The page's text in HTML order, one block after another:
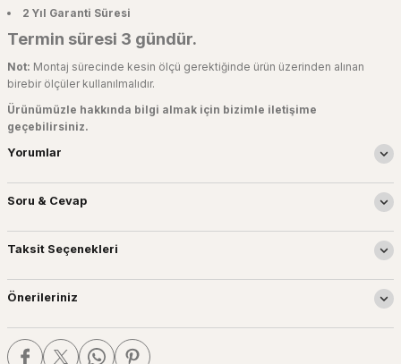
2 Yıl Garanti Süresi
Termin süresi 3 gündür.
Not: Montaj sürecinde kesin ölçü gerektiğinde ürün üzerinden alınan
birebir ölçüler kullanılmalıdır.
Ürünümüzle hakkında bilgi almak için bizimle iletişime
geçebilirsiniz.
Yorumlar
Soru & Cevap
Taksit Seçenekleri
Önerileriniz